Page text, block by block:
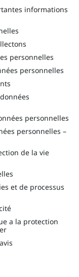
informations
personnelles
personnelles
personnelles
personnelles –
de la vie
et de processus
a la protection